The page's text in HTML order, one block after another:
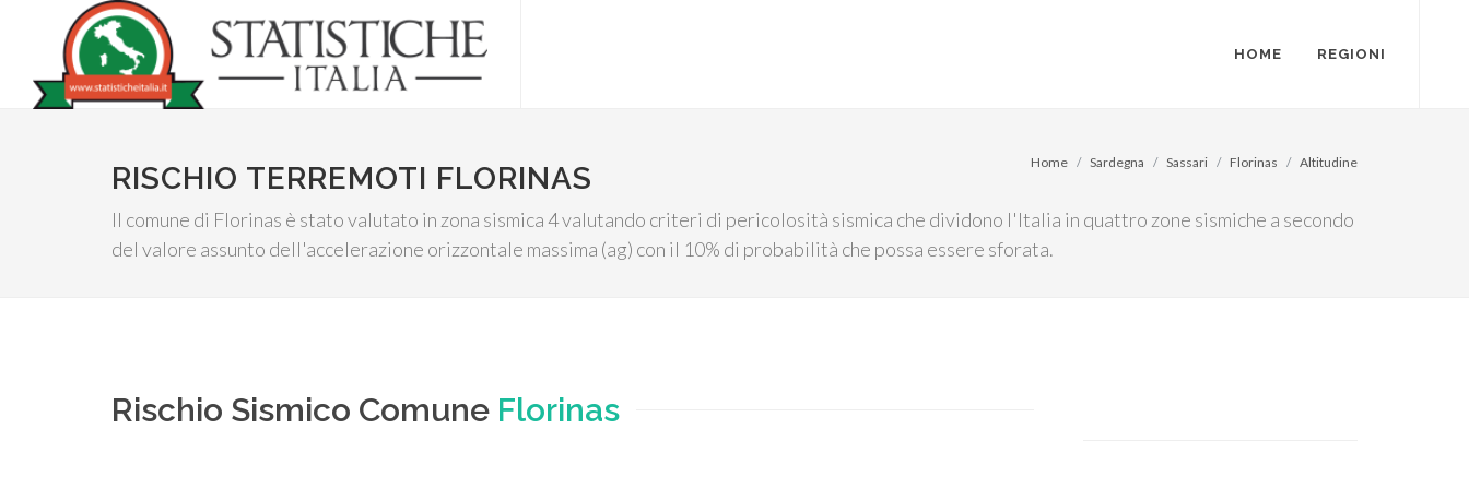
HOME REGIONI
RISCHIO TERREMOTI FLORINAS
Il comune di Florinas è stato valutato in zona sismica 4 valutando criteri di pericolosità sismica che dividono l'Italia in quattro zone sismiche a secondo
del valore assunto dell'accelerazione orizzontale massima (ag) con il 10% di probabilità che possa essere sforata.
Home Sardegna Sassari Florinas Altitudine
Rischio Sismico Comune Florinas